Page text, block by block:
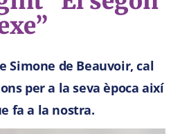
Simone de Beauvoir, cal
per a la seva època així
fa a la nostra.